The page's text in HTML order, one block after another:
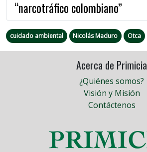
“narcotráfico colombiano”
cuidado ambiental Nicolás Maduro Otca
Acerca de Primicia
¿Quiénes somos?
Visión y Misión
Contáctenos